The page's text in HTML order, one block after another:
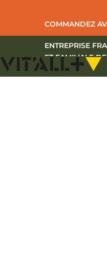
COMMANDEZ
ENTREPRISE
ET FAMILIALE
+33 (0)2 43 39 97